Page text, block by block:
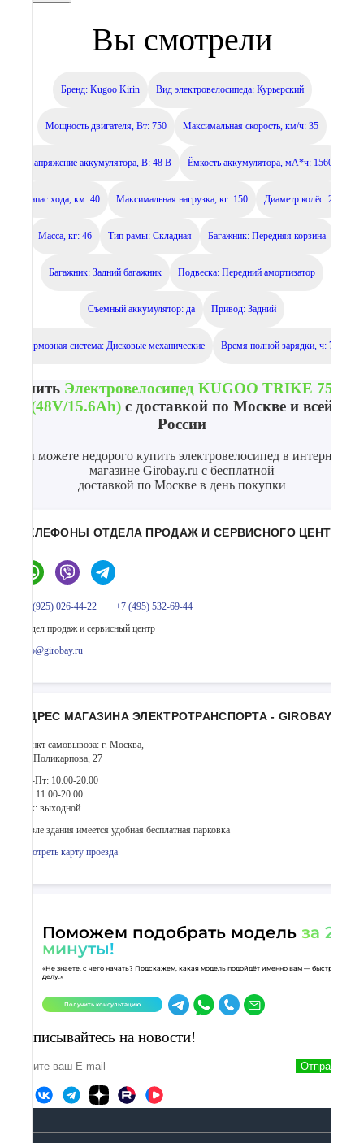
Вы смотрели
Бренд: Kugoo Kirin Вид электровелосипеда: Курьерский
Мощность двигателя, Вт: 750 Максимальная скорость, км/ч: 35
Напряжение аккумулятора, В: 48 В Ёмкость аккумулятора, мА*ч: 15600
Запас хода, км: 40 Максимальная нагрузка, кг: 150 Диаметр колёс: 20
Масса, кг: 46 Тип рамы: Складная Багажник: Передняя корзина
Багажник: Задний багажник Подвеска: Передний амортизатор
Съемный аккумулятор: да Привод: Задний
Тормозная система: Дисковые механические Время полной зарядки, ч: 7 ч
Купить Электровелосипед KUGOO TRIKE 750W
(48V/15.6Ah) с доставкой по Москве и всей
России
Вы можете недорого купить электровелосипед в интернет-
магазине Girobay.ru с бесплатной
доставкой по Москве в день покупки
ТЕЛЕФОНЫ ОТДЕЛА ПРОДАЖ И СЕРВИСНОГО ЦЕНТРА
+7 (925) 026-44-22
+7 (495) 532-69-44
Отдел продаж и сервисный центр
info@girobay.ru
АДРЕС МАГАЗИНА ЭЛЕКТРОТРАНСПОРТА - GIROBAY
Пункт самовывоза: г. Москва,
ул. Поликарпова, 27
Пн-Пт: 10.00-20.00
Сб: 11.00-20.00
Вск: выходной
Возле здания имеется удобная бесплатная парковка
Смотреть карту проезда
Поможем подобрать модель за 2
минуты!
«Не знаете, с чего начать? Подскажем, какая модель подойдёт именно вам — быстро и по
делу.»
Получить консультацию
Подписывайтесь на новости!
Отправить